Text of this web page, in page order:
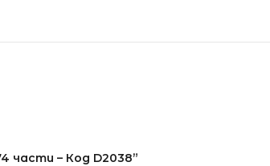
части – Код D2038”